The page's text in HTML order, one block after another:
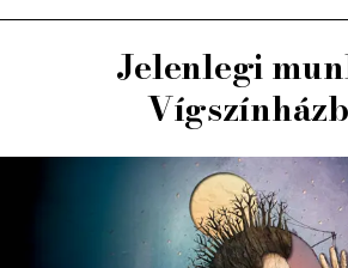
Jelenlegi